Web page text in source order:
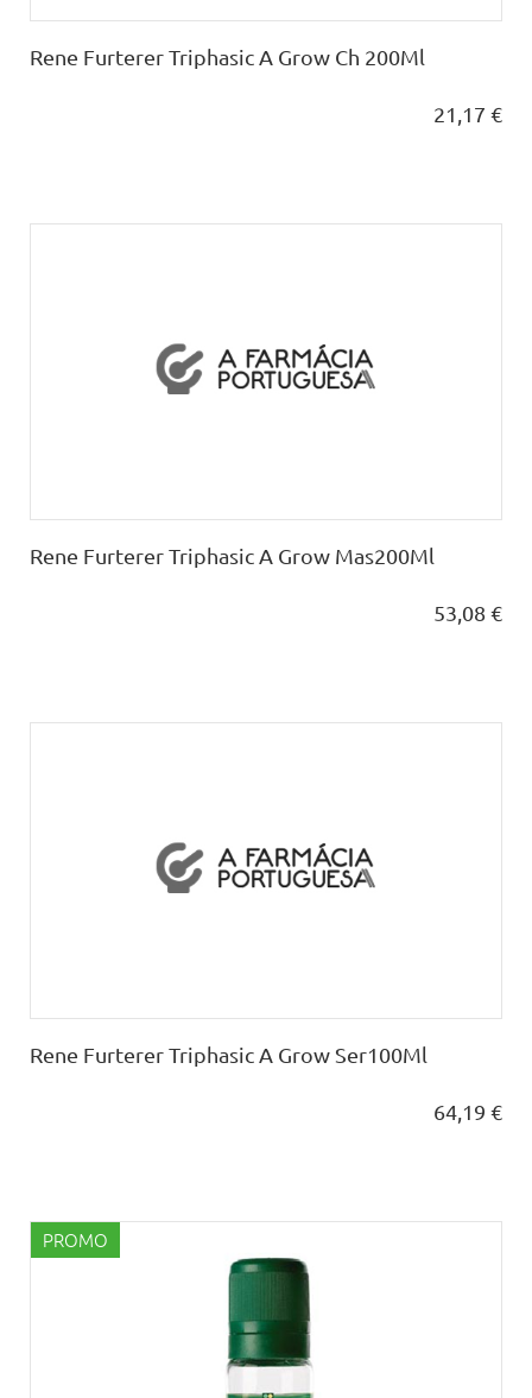
Rene Furterer Triphasic A Grow Ch 200Ml
21,17 €
Rene Furterer Triphasic A Grow Mas200Ml
53,08 €
Rene Furterer Triphasic A Grow Ser100Ml
64,19 €
PROMO